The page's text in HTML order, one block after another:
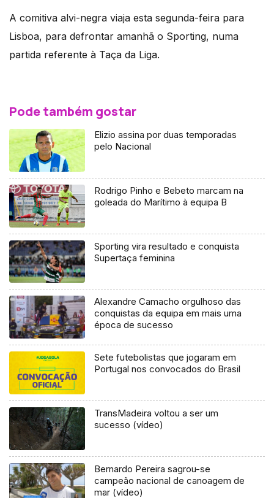
A comitiva alvi-negra viaja esta segunda-feira para
Lisboa, para defrontar amanhã o Sporting, numa
partida referente à Taça da Liga.
Pode também gostar
Elizio assina por duas temporadas
pelo Nacional
Rodrigo Pinho e Bebeto marcam na
goleada do Marítimo à equipa B
Sporting vira resultado e conquista
Supertaça feminina
Alexandre Camacho orgulhoso das
conquistas da equipa em mais uma
época de sucesso
Sete futebolistas que jogaram em
Portugal nos convocados do Brasil
TransMadeira voltou a ser um
sucesso (vídeo)
Bernardo Pereira sagrou-se
campeão nacional de canoagem de
mar (vídeo)